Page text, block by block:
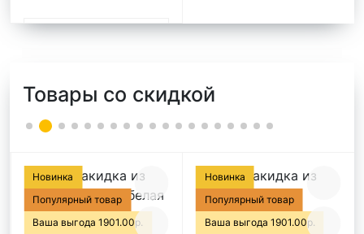
Товары со скидкой
Новинка
Популярный товар
Ваша выгода 1901.00р.
Новинка
Популярный товар
Ваша выгода 1901.00р.